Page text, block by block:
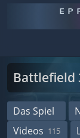
Battlefield
Das Spiel
Videos 115